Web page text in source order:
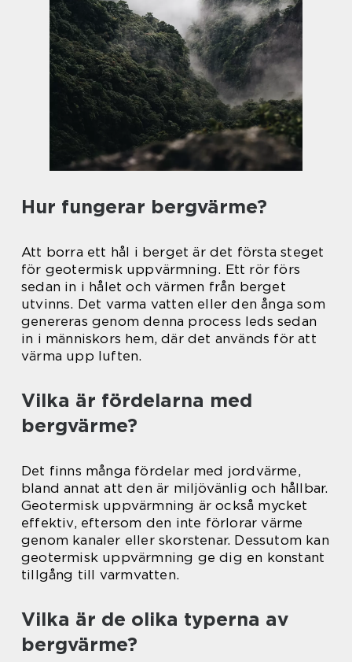
Hur fungerar bergvärme?
Att borra ett hål i berget är det första steget
för geotermisk uppvärmning. Ett rör förs
sedan in i hålet och värmen från berget
utvinns. Det varma vatten eller den ånga som
genereras genom denna process leds sedan
in i människors hem, där det används för att
värma upp luften.
Vilka är fördelarna med
bergvärme?
Det finns många fördelar med jordvärme,
bland annat att den är miljövänlig och hållbar.
Geotermisk uppvärmning är också mycket
effektiv, eftersom den inte förlorar värme
genom kanaler eller skorstenar. Dessutom kan
geotermisk uppvärmning ge dig en konstant
tillgång till varmvatten.
Vilka är de olika typerna av
bergvärme?